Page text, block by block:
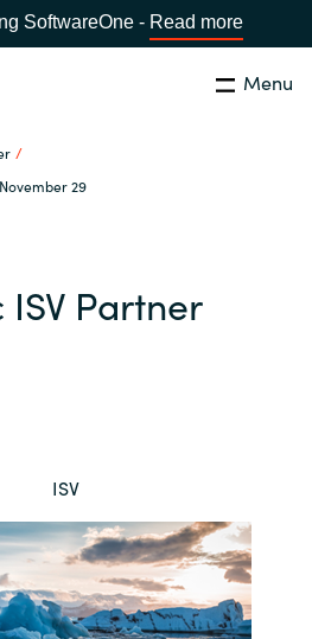
SoftwareOne - Read more
Menu
29
Global site
Austria
Bulgaria
Czechia
Luk
Partner
ISV